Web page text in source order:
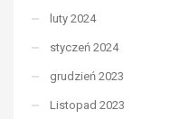
luty 2024
styczeń 2024
grudzień 2023
Listopad 2023